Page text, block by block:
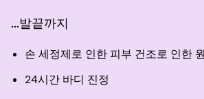
...발끝까지
손 세정제로 인한 피부 건조로 인한
24시간 바디 진정